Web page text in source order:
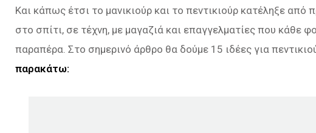
Και κάπως έτσι το μανικιούρ και το πεντικιούρ κατέληξε
στο σπίτι, σε τέχνη, με μαγαζιά και επαγγελματίες που κάθε
παραπέρα. Στο σημερινό άρθρο θα δούμε 15 ιδέες για
παρακάτω: